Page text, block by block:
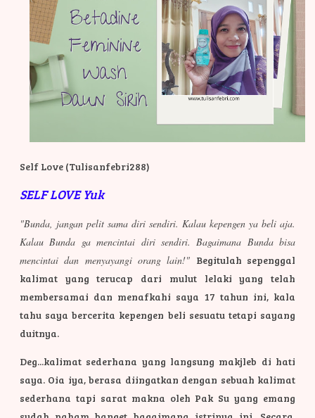
Self Love (Tulisanfebri288)
SELF LOVE Yuk
"Bunda, jangan pelit sama diri sendiri. Kalau kepengen ya beli aja.
Kalau Bunda ga mencintai diri sendiri. Bagaimana Bunda bisa
mencintai dan menyayangi orang lain!" Begitulah sepenggal
kalimat yang terucap dari mulut lelaki yang telah
membersamai dan menafkahi saya 17 tahun ini, kala
tahu saya bercerita kepengen beli sesuatu tetapi sayang
duitnya.
Deg...kalimat sederhana yang langsung makjleb di hati
saya. Oia iya, berasa diingatkan dengan sebuah kalimat
sederhana tapi sarat makna oleh Pak Su yang emang